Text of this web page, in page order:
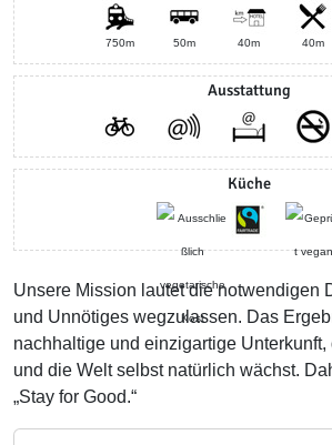
750m 50m 40m 40m
Ausstattung
Küche
Unsere Mission lautet die notwendigen
und Unnötiges wegzulassen. Das
nachhaltige und einzigartige
und die Welt selbst natürlich wächst.
„Stay for Good.“